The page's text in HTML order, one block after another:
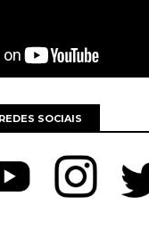
SOCIAIS